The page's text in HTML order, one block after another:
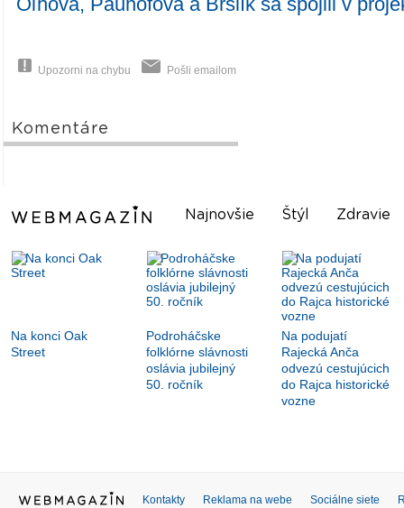
Upozorni na chybu Pošli emailom
Komentáre
Najnovšie Štýl Zdravie
Na konci Oak
Street
Podroháčske
folklórne slávnosti
oslávia jubilejný
50. ročník
Na podujatí
Rajecká Anča
odvezú cestujúcich
do Rajca historické
vozne
Kontakty Reklama na webe Sociálne siete